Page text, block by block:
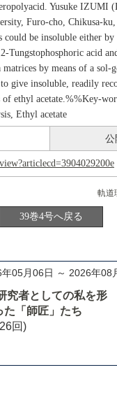
Yusuke IZUMI
Furo-cho, Chikusa-
could be insoluble either
Tungstophosphoric acid
by means of a sol-
give insoluble, readily
ethyl acetate.%%Key-
Ethyl acetate
公
39巻4号へ戻る
年05月06日 ～ 2026年08
究者としての私を形
た「師匠」たち
回)